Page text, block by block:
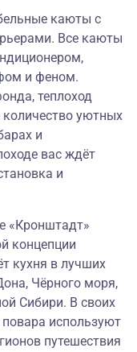
каюты с
Все каюты
и феном.
теплоход
уютных
и
вас ждёт
и
«Кронштадт»
концепции
кухня в лучших
Чёрного моря,
Сибири. В своих
используют
путешествия